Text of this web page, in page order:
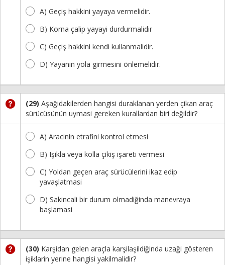
A) Geçiş hakkini yayaya vermelidir.
B) Korna çalip yayayi durdurmalidir
C) Geçiş hakkini kendi kullanmalidir.
D) Yayanin yola girmesini önlemelidir.
(29) Aşağidakilerden hangisi duraklanan yerden çikan araç
sürücüsünün uymasi gereken kurallardan biri değildir?
A) Aracinin etrafini kontrol etmesi
B) Işikla veya kolla çikiş işareti vermesi
C) Yoldan geçen araç sürücülerini ikaz edip
yavaşlatmasi
D) Sakincali bir durum olmadiğinda manevraya
başlamasi
(30) Karşidan gelen araçla karşilaşildiğinda uzaği gösteren
işiklarin yerine hangisi yakilmalidir?